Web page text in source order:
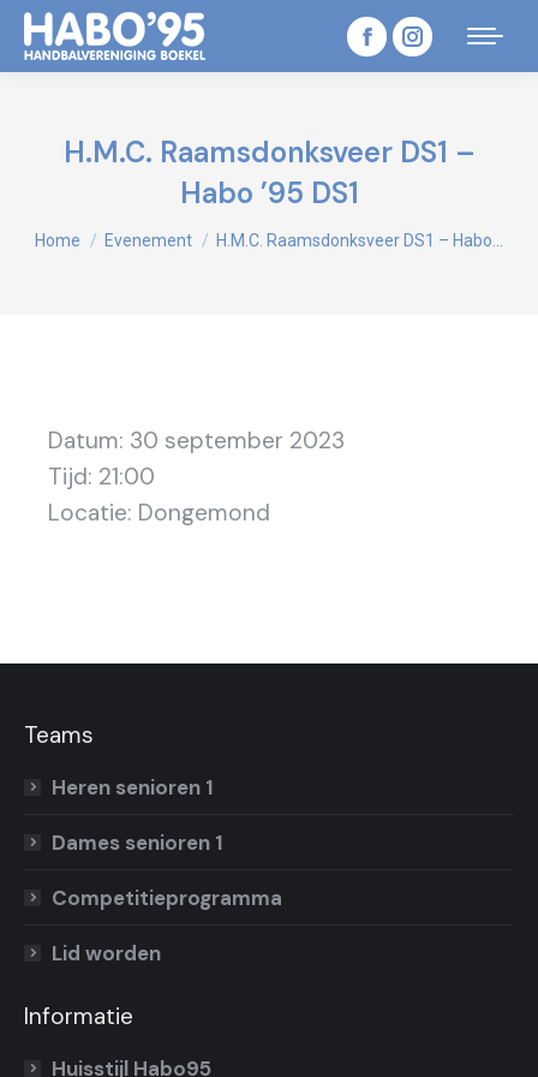
Facebook
opens
window
Instagram
opens
window
H.M.C. Raamsdonksveer DS1 –
Habo ’95 DS1
Je bent hier:
Home Evenement H.M.C. Raamsdonksveer DS1 – Habo…
Datum: 30 september 2023
Tijd: 21:00
Locatie: Dongemond
Teams
Heren senioren 1
Dames senioren 1
Competitieprogramma
Lid worden
Informatie
Huisstijl Habo95